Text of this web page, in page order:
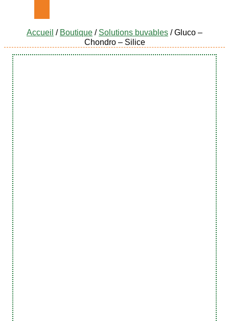
Accueil / Boutique / Solutions buvables / Gluco –
Chondro – Silice